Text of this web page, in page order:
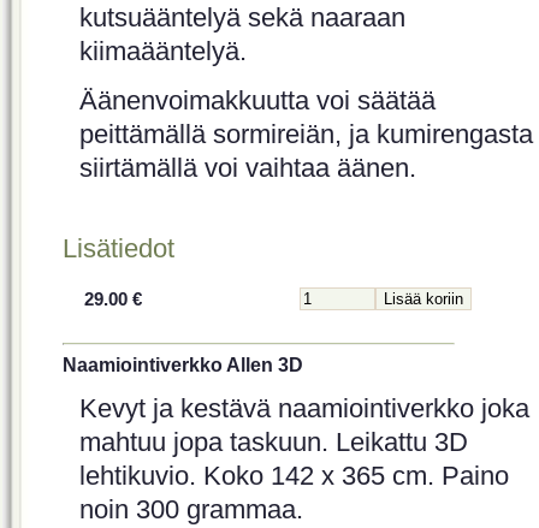
kutsuääntelyä sekä naaraan
kiimaääntelyä.
Äänenvoimakkuutta voi säätää
peittämällä sormireiän, ja kumirengasta
siirtämällä voi vaihtaa äänen.
Lisätiedot
29.00 €
Naamiointiverkko Allen 3D
Kevyt ja kestävä naamiointiverkko joka
mahtuu jopa taskuun. Leikattu 3D
lehtikuvio. Koko 142 x 365 cm. Paino
noin 300 grammaa.